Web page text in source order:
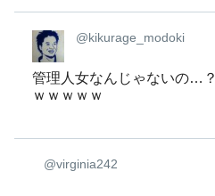
@kikurage_modoki
管理人女なんじゃないの…
ｗｗｗｗｗ
@virginia242